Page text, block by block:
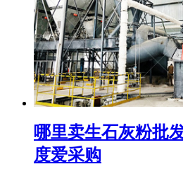
哪里卖生石灰粉批
度爱采购